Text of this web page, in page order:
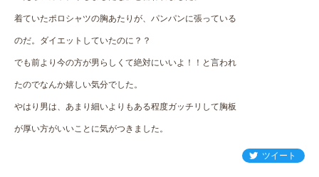
着ていたポロシャツの胸あたりが、パンパンに張っている
のだ。ダイエットしていたのに？？
でも前より今の方が男らしくて絶対にいいよ！！と言われ
たのでなんか嬉しい気分でした。
やはり男は、あまり細いよりもある程度ガッチリして胸板
が厚い方がいいことに気がつきました。
ツイート